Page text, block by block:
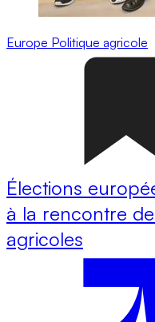
Europe Politique agricole
Élections
à la rencontre
agricoles